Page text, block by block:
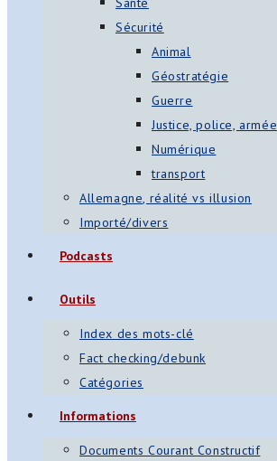
Sécurité
Animal
Géostratégie
Guerre
Justice, police, armée
Numérique
transport
Allemagne, réalité vs illusion
Importé/divers
Podcasts
Outils
Index des mots-clé
Fact checking/debunk
Catégories
Informations
Documents Courant Constructif